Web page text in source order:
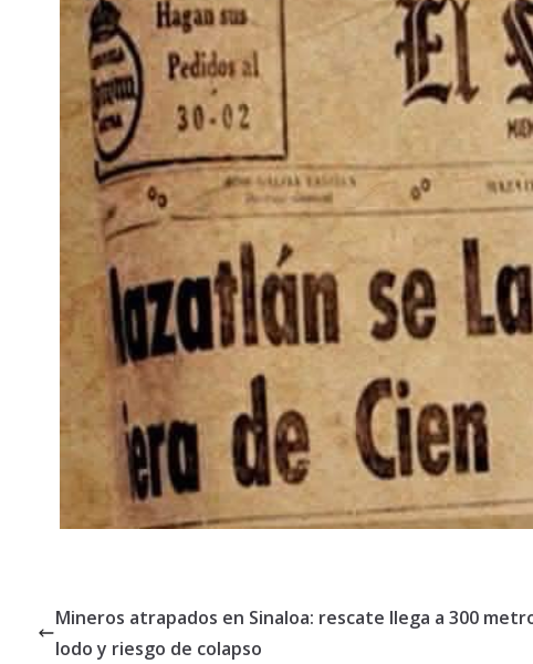
Mineros atrapados en Sinaloa: rescate llega a 300
lodo y riesgo de colapso